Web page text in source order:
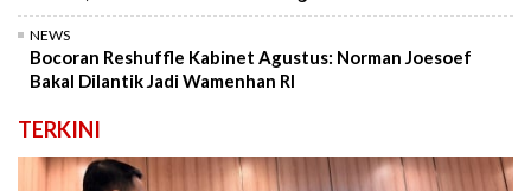
NEWS
Bocoran Reshuffle Kabinet Agustus: Norman Joesoef
Bakal Dilantik Jadi Wamenhan RI
TERKINI